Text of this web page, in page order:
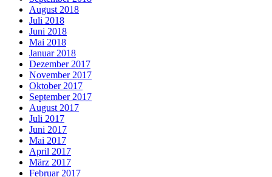
August 2018
Juli 2018
Juni 2018
Mai 2018
Januar 2018
Dezember 2017
November 2017
Oktober 2017
September 2017
August 2017
Juli 2017
Juni 2017
Mai 2017
April 2017
März 2017
Februar 2017